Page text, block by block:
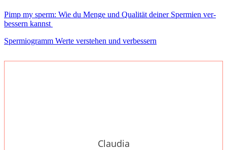
Pimp my sperm: Wie du Men­ge und Qua­li­tät dei­ner Sper­mi­en ver­
bes­sern kannst
Sper­mio­gramm Wer­te ver­ste­hen und ver­bes­sern
Claudia